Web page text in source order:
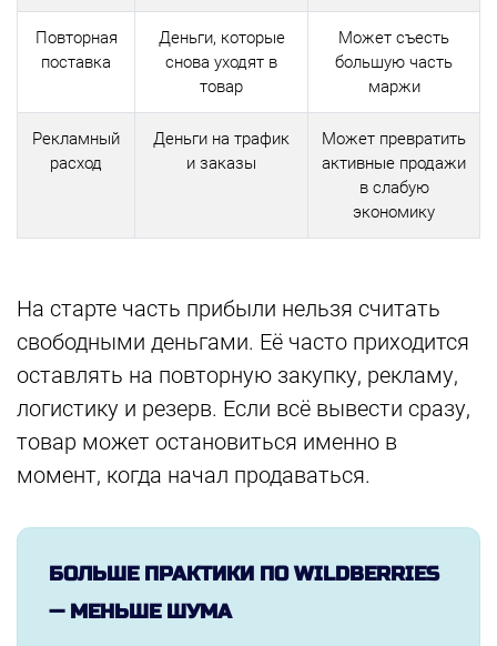
Повторная
поставка
Деньги, которые
снова уходят в
товар
Может съесть
большую часть
маржи
Рекламный
расход
Деньги на трафик
и заказы
Может превратить
активные продажи
в слабую
экономику
На старте часть прибыли нельзя считать
свободными деньгами. Её часто приходится
оставлять на повторную закупку, рекламу,
логистику и резерв. Если всё вывести сразу,
товар может остановиться именно в
момент, когда начал продаваться.
БОЛЬШЕ ПРАКТИКИ ПО WILDBERRIES
— МЕНЬШЕ ШУМА